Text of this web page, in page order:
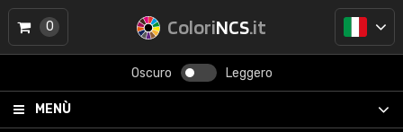
ColoriNCS.it
Oscuro Leggero
MENÙ
0